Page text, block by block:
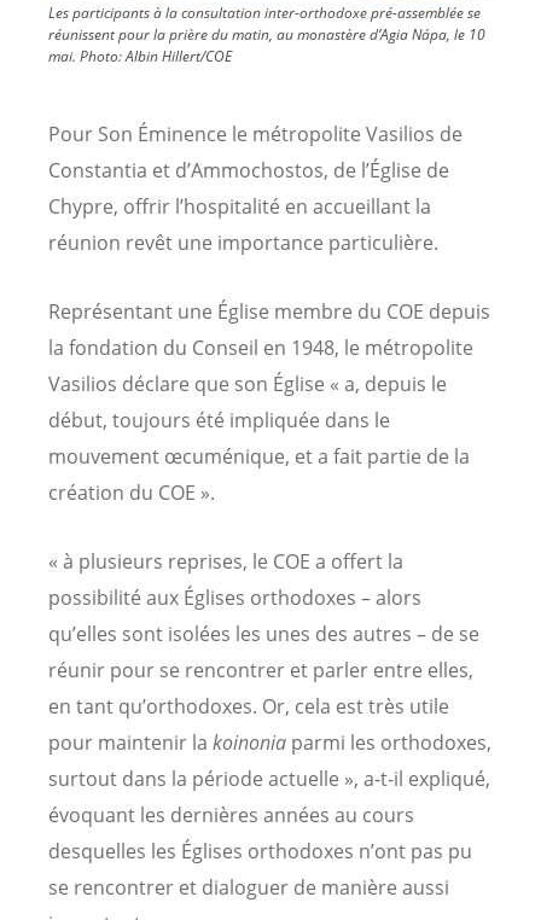
Les participants à la consultation inter-orthodoxe pré-assemblée se
réunissent pour la prière du matin, au monastère d’Agia Nápa, le 10
mai. Photo:Albin Hillert/COE
Pour Son Éminence le métropolite Vasilios de
Constantia et d’Ammochostos, de l’Église de
Chypre, offrir l’hospitalité en accueillant la
réunion revêt une importance particulière.
Représentant une Église membre du COE depuis
la fondation du Conseil en 1948, le métropolite
Vasilios déclare que son Église « a, depuis le
début, toujours été impliquée dans le
mouvement œcuménique, et a fait partie de la
création du COE ».
« à plusieurs reprises, le COE a offert la
possibilité aux Églises orthodoxes – alors
qu’elles sont isolées les unes des autres – de se
réunir pour se rencontrer et parler entre elles,
en tant qu’orthodoxes. Or, cela est très utile
pour maintenir la koinonia parmi les orthodoxes,
surtout dans la période actuelle », a-t-il expliqué,
évoquant les dernières années au cours
desquelles les Églises orthodoxes n’ont pas pu
se rencontrer et dialoguer de manière aussi